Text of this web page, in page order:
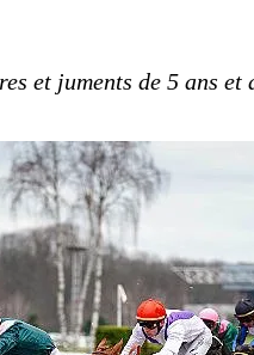
et juments de 5 ans et